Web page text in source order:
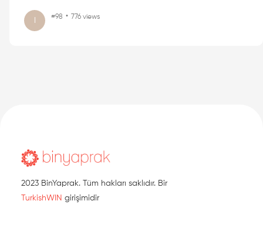
#98 776 views
2023 BinYaprak. Tüm hakları saklıdır. Bir
TurkishWIN girişimidir